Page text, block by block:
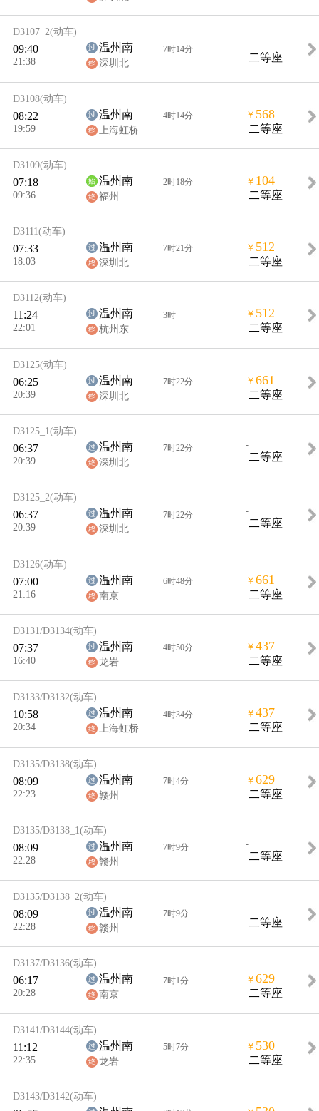
D3107_2(动车)
09:40
21:38
温州南
深圳北
7时14分 -
二等座
D3108(动车)
08:22
19:59
温州南
上海虹桥
4时14分 ￥ 568
二等座
D3109(动车)
07:18
09:36
温州南
福州
2时18分 ￥ 104
二等座
D3111(动车)
07:33
18:03
温州南
深圳北
7时21分 ￥ 512
二等座
D3112(动车)
11:24
22:01
温州南
杭州东
3时 ￥ 512
二等座
D3125(动车)
06:25
20:39
温州南
深圳北
7时22分 ￥ 661
二等座
D3125_1(动车)
06:37
20:39
温州南
深圳北
7时22分 -
二等座
D3125_2(动车)
06:37
20:39
温州南
深圳北
7时22分 -
二等座
D3126(动车)
07:00
21:16
温州南
南京
6时48分 ￥ 661
二等座
D3131/D3134(动车)
07:37
16:40
温州南
龙岩
4时50分 ￥ 437
二等座
D3133/D3132(动车)
10:58
20:34
温州南
上海虹桥
4时34分 ￥ 437
二等座
D3135/D3138(动车)
08:09
22:23
温州南
赣州
7时4分 ￥ 629
二等座
D3135/D3138_1 (动车)
08:09
22:28
温州南
赣州
7时9分 -
二等座
D3135/D3138_2(动车)
08:09
22:28
温州南
赣州
7时9分 -
二等座
D3137/D3136(动车)
06:17
20:28
温州南
南京
7时1分 ￥ 629
二等座
D3141/D3144(动车)
11:12
22:35
温州南
龙岩
5时7分 ￥ 530
二等座
D3143/D3142(动车)